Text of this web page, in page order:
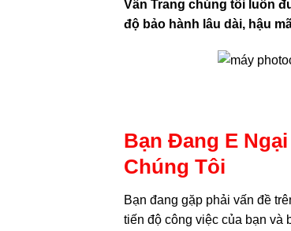
Vân Trang chúng tôi luôn
độ bảo hành lâu dài, hậu
Bạn Đang E
Chúng Tôi
Bạn đang gặp phải vấn đề
tiến độ công việc của bạn và